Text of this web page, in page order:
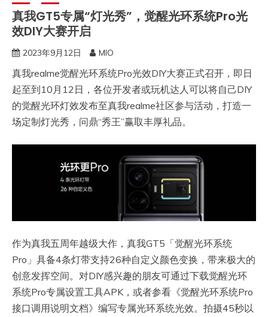
真我GT5专属“灯光秀”，觉醒光环系统Pro光
效DIY大赛开启
2023年9月12日 MIO
真我realme觉醒光环系统Pro光效DIY大赛正式召开，即日
起至到10月12日，各位开发者或玩机达人可以将自己DIY
的觉醒光环灯效发布至真我realme社区参与活动，打造一
场定制灯光秀，问鼎“秀王”赢取丰厚礼品。
作为真我五周年越级大作，真我GT5「觉醒光环系统
Pro」具备4条灯带支持26种自定义颜色变换，带来极大的
创意发挥空间。对DIY感兴趣的朋友可通过下载觉醒光环
系统Pro专属设置工具APK，或者参看《觉醒光环系统Pro
接口调用说明文档》编写专属光环系统光效。拍摄45秒以